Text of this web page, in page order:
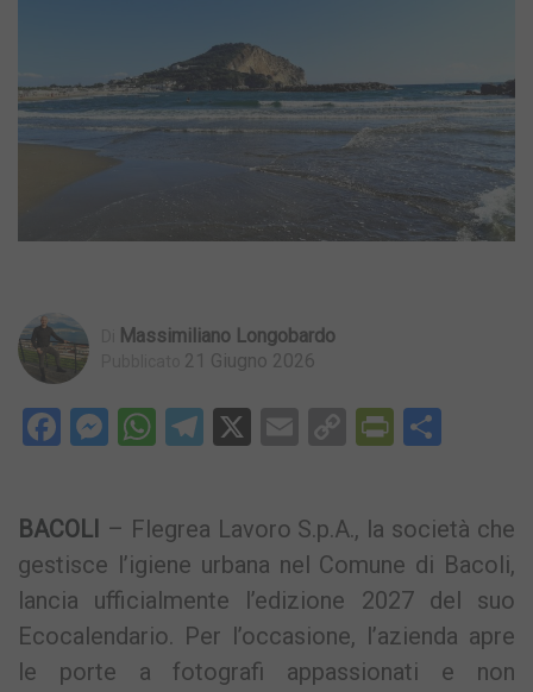
Massimiliano Longobardo
21 Giugno 2026
Facebook
Messenger
WhatsApp
Telegram
X EmailCopy
BACOLI – Flegrea Lavoro S.p.A., la società che
gestisce l’igiene urbana nel Comune di Bacoli,
lancia ufficialmente l’edizione 2027 del suo
Ecocalendario. Per l’occasione, l’azienda apre
le porte a fotografi appassionati e non